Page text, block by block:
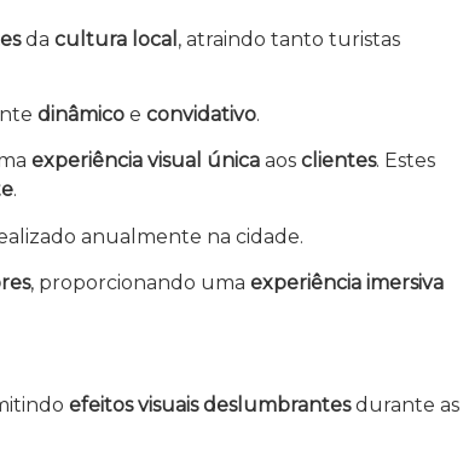
da cultura local , atraindo tanto turistas
dinâmico e convidativo.
experiência visual única aos clientes. Estes
.
anualmente na cidade.
, proporcionando uma experiência imersiva
efeitos visuais deslumbrantesdurante as